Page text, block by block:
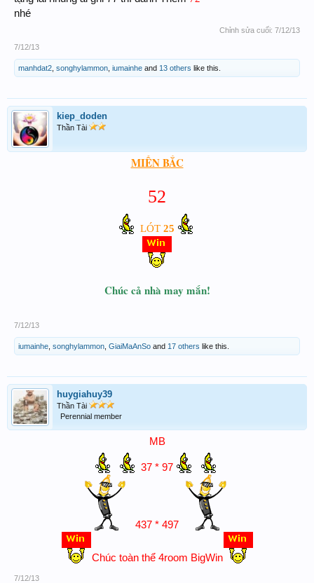
nhé
Chỉnh sửa cuối: 7/12/13
7/12/13
manhdat2 songhylammon iumainhe and 13 others like this.
kiep_doden
Thần Tài
MIỀN BẮC
52
LÓT25
Chúc cả nhà may mắn!
7/12/13
iumainhe songhylammon GiaiMaAnSo and 17 others like this.
huygiahuy39
Thần Tài
Perennial member
MB
37 * 97
437 * 497
Chúc toàn thể 4room BigWin
7/12/13